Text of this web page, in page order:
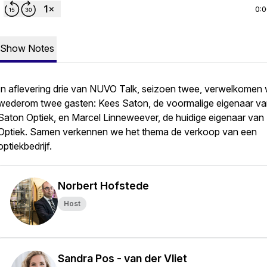
Show Notes
aflevering drie van NUVO Talk, seizoen twee, verwelkomen
twee gasten: Kees Saton, de voormalige eigenaar
Optiek, en Marcel Linneweever, de huidige eigenaar van
Samen verkennen we het thema de verkoop van een
Norbert Hofstede
Host
Sandra Pos - van der Vliet